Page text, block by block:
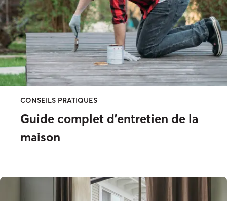
CONSEILS PRATIQUES
Guide complet d'entretien de la
maison